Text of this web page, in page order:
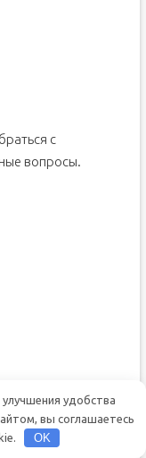
с
вопросы.
удобства
вы соглашаетесь
OK